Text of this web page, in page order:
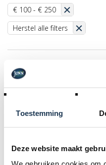
Toestemming
Deze website maakt
€ 100 - € 250
Herstel alle filters